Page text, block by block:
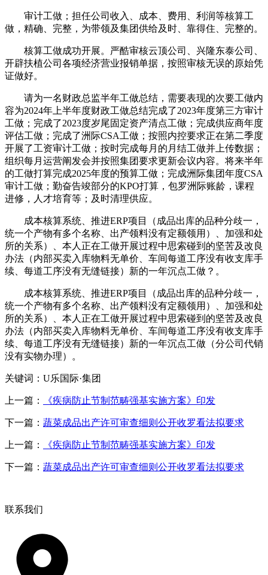
审计工做；担任公司收入、成本、费用、利润等核算工
做，精确、完整，为带领及集团供给及时、靠得住、完整的。
核算工做成功开展。严酷审核云顶公司、兴隆东泰公司、
开辟扶植公司各项经济营业报销单据，按照审核无误的原始凭
证做好。
请为一名财政总监半年工做总结，需要表现的次要工做内
容为2024年上半年度财政工做总结完成了2023年度第三方审计
工做；完成了2023度岁尾固定资产清点工做；完成供应商年度
评估工做；完成了洲际CSA工做；按照内控要求正在第二季度
开展了工资审计工做；按时完成每月的月结工做并上传数据；
组织每月运营阐发会并按照集团要求更新会议内容。将来半年
的工做打算完成2025年度的预算工做；完成洲际集团年度CSA
审计工做；勤奋告竣部分的KPO打算，包罗洲际账龄，课程
进修，人才培育等；及时清理供应。
成本核算系统、推进ERP项目（成品出库的品种分歧一，
统一个产物有多个名称、出产领料没有定额领用）、加强和处
所的关系）、本人正在工做开展过程中思索碰到的坚苦及改良
办法（内部买卖入库物料无单价、车间每道工序没有收支库手
续、每道工序没有无缝链接）新的一年沉点工做？。
成本核算系统、推进ERP项目（成品出库的品种分歧一，
统一个产物有多个名称、出产领料没有定额领用）、加强和处
所的关系）、本人正在工做开展过程中思索碰到的坚苦及改良
办法（内部买卖入库物料无单价、车间每道工序没有收支库手
续、每道工序没有无缝链接）新的一年沉点工做（分公司代销
没有实物办理）。
关键词：U乐国际·集团
上一篇： 《疾病防止节制范畴强基实施方案》印发
下一篇： 蔬菜成品出产许可审查细则公开收罗看法拟要求
上一篇： 《疾病防止节制范畴强基实施方案》印发
下一篇： 蔬菜成品出产许可审查细则公开收罗看法拟要求
联系我们